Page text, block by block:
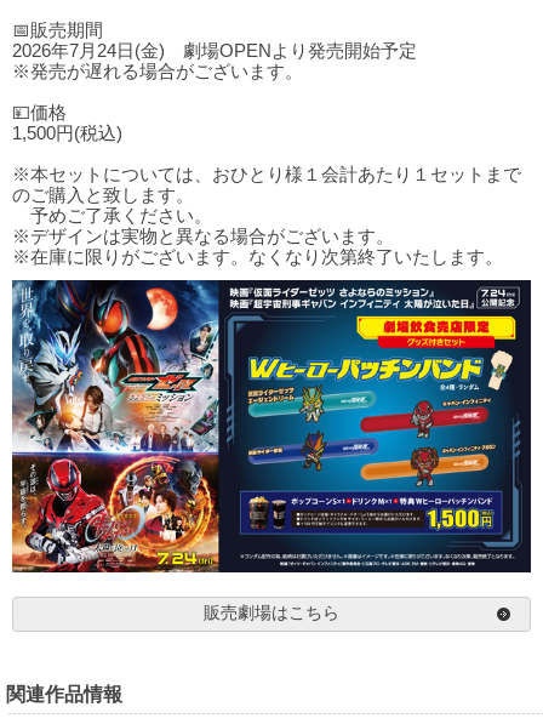
📅販売期間
2026年7月24日(金) 劇場OPENより発売開始予定
※発売が遅れる場合がございます。
💴価格
1,500円(税込)
※本セットについては、おひとり様１会計あたり１セットまで
のご購入と致します。
予めご了承ください。
※デザインは実物と異なる場合がございます。
※在庫に限りがございます。なくなり次第終了いたします。
販売劇場はこちら
関連作品情報